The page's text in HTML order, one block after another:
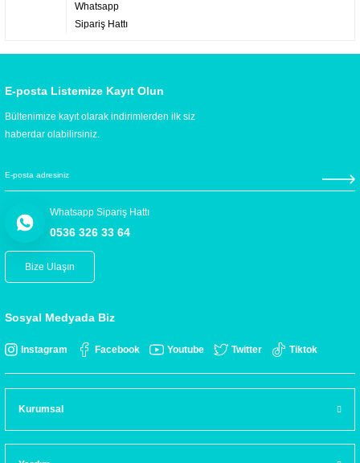
Whatsapp
Sipariş Hattı
E-posta Listemize Kayıt Olun
Bültenimize kayıt olarak indirimlerden ilk siz
haberdar olabilirsiniz.
Whatsapp Sipariş Hattı
0536 326 33 64
Bize Ulaşın
Sosyal Medyada Biz
Instagram Facebook Youtube Twitter Tiktok
Kurumsal